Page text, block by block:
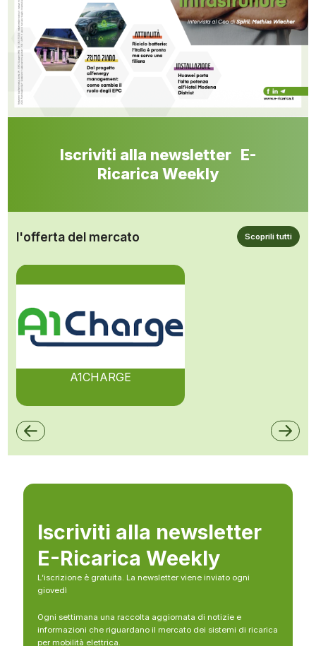
Iscriviti alla newsletter E-
Ricarica Weekly
l'offerta del mercato Scoprili tutti
A1CHARGE
Iscriviti alla newsletter
E-Ricarica Weekly
L’iscrizione è gratuita. La newsletter viene inviato ogni
giovedì
Ogni settimana una raccolta aggiornata di notizie e
informazioni che riguardano il mercato dei sistemi di ricarica
per mobilità elettrica.